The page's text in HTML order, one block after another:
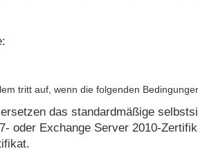
tritt auf, wenn die folgenden
das standardmäßige
oder Exchange Server 2010-